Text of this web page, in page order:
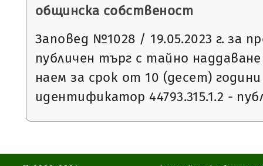
общинска собственост
Заповед №1028 / 19.05.2023 г. за
публичен търг с тайно
наем за срок от 10 (десет) години
идентификатор 44793.315.1.2 -